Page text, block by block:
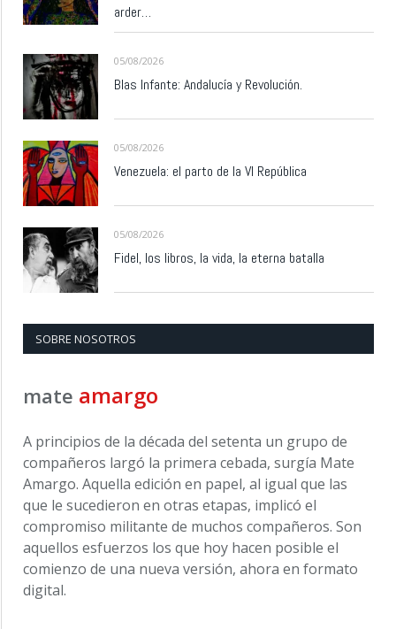
arder…
05/08/2026
Blas Infante: Andalucía y Revolución.
05/08/2026
Venezuela: el parto de la VI República
05/08/2026
Fidel, los libros, la vida, la eterna batalla
SOBRE NOSOTROS
mate amargo
A principios de la década del setenta un grupo de
compañeros largó la primera cebada, surgía Mate
Amargo. Aquella edición en papel, al igual que las
que le sucedieron en otras etapas, implicó el
compromiso militante de muchos compañeros. Son
aquellos esfuerzos los que hoy hacen posible el
comienzo de una nueva versión, ahora en formato
digital.